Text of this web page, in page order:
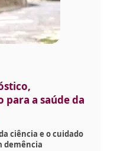
a saúde da
ciência e o cuidado
demência